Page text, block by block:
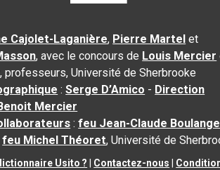
Cajolet-Laganière, Pierre Martel et
, avec le concours de Louis Mercier
, professeurs, Université de Sherbrooke
:Serge D’Amico - Direction
Mercier
:feu Jean-Claude
feu Michel Théoret, Université de
Usito ? Contactez-nous